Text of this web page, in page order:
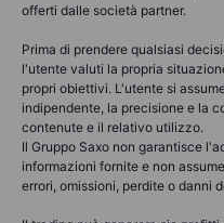
offerti dalle società partner.
Prima di prendere qualsiasi
l'utente valuti la propria
propri obiettivi. L'utente si
indipendente, la precisione e la
contenute e il relativo utilizzo.
Il Gruppo Saxo non garantisce
informazioni fornite e non
errori, omissioni, perdite o danni